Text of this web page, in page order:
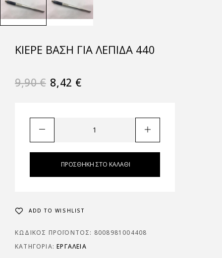
KIEPE ΒΆΣΗ ΓΙΑ ΛΕΠΊΔΑ 440
9,90€ 8,42 €
ΠΡΟΣΘΉΚΗ ΣΤΟ ΚΑΛΆΘΙ
ADD TO WISHLIST
ΚΩΔΙΚΌΣ ΠΡΟΪΌΝΤΟΣ: 8008981004408
ΚΑΤΗΓΟΡΊΑ:ΕΡΓΑΛΕΙΑ